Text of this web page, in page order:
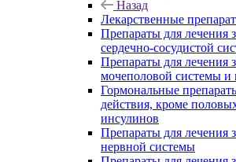
Назад
Лекарственные
Препараты для лечения
сердечно-сосудистой
Препараты для лечения
мочеполовой системы
Гормональные
действия, кроме
инсулинов
Препараты для лечения
нервной системы